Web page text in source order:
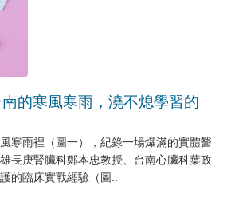
的寒風寒雨，澆不熄學習的
寒雨裡（圖一），紀錄一場爆滿的實體醫
長庚腎臟科鄭本忠教授、台南心臟科葉政
的臨床實戰經驗（圖..